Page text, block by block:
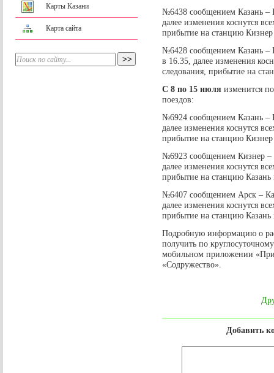
Карты Казани
Карта сайта
№6438 сообщением Казань –
далее изменения коснутся
прибытие на станцию
№6428 сообщением Казань –
в 16.35, далее изменения
следования, прибытие на
С 8 по 15 июля изменится
поездов:
№6924 сообщением Казань –
далее изменения коснутся
прибытие на станцию
№6923 сообщением Кизнер –
далее изменения коснутся
прибытие на станцию Казань
№6407 сообщением Арск –
далее изменения коснутся
прибытие на станцию Казань
Подробную информацию о
получить по
мобильном приложении
«Содружество».
Добавить